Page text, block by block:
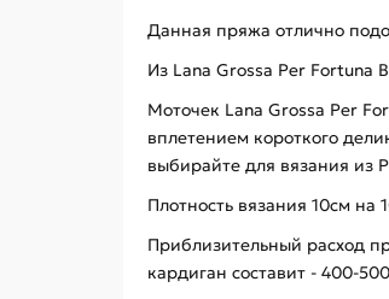
Данная пряжа отлично
Из Lana Grossa Per Fortuna
Моточек Lana Grossa Per
вплетением короткого
выбирайте для вязания из
Плотность вязания 10см на
Приблизительный расход
кардиган составит - 400-